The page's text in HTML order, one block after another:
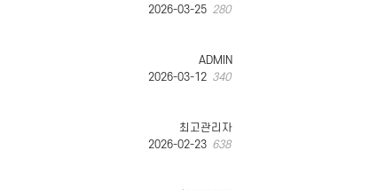
2026-03-25 280
ADMIN
2026-03-12 340
최고관리자
2026-02-23 638